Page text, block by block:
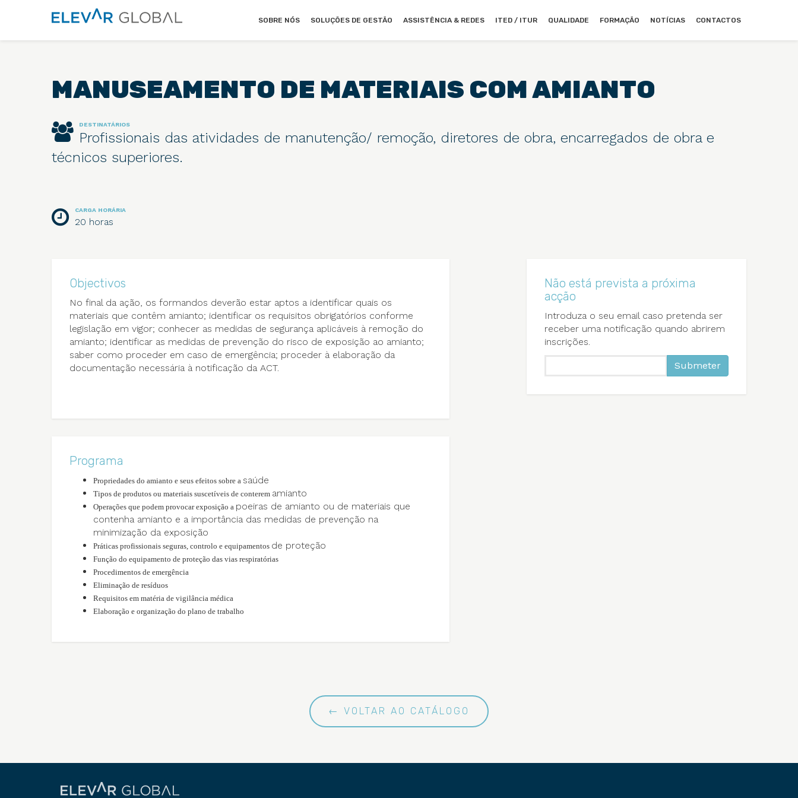
Elevar
Global
SOBRE NÓS SOLUÇÕES DE GESTÃO ASSISTÊNCIA & REDES ITED / ITUR QUALIDADE FORMAÇÃO NOTÍCIAS CONTACTOS
MANUSEAMENTO DE MATERIAIS COM AMIANTO
DESTINATÁRIOS
Profissionais das atividades de manutenção/ remoção, diretores de obra, encarregados de obra e
técnicos superiores.
CARGA HORÁRIA
20 horas
Objectivos
No final da ação, os formandos deverão estar aptos a identificar quais os
materiais que contêm amianto; identificar os requisitos obrigatórios conforme
legislação em vigor; conhecer as medidas de segurança aplicáveis à remoção do
amianto; identificar as medidas de prevenção do risco de exposição ao amianto;
saber como proceder em caso de emergência; proceder à elaboração da
documentação necessária à notificação da ACT.
Programa
Propriedades do amianto e seus efeitos sobre a saúde
Tipos de produtos ou materiais suscetíveis de conterem amianto
Operações que podem provocar exposição a poeiras de amianto ou de materiais que
contenha amianto e a importância das medidas de prevenção na
minimização da exposição
Práticas profissionais seguras, controlo e equipamentos de proteção
Função do equipamento de proteção das vias respiratórias
Procedimentos de emergência
Eliminação de resíduos
Requisitos em matéria de vigilância médica
Elaboração e organização do plano de trabalho
Não está prevista a próxima
acção
Introduza o seu email caso pretenda ser
receber uma notificação quando abrirem
inscrições.
Submeter
← VOLTAR AO CATÁLOGO